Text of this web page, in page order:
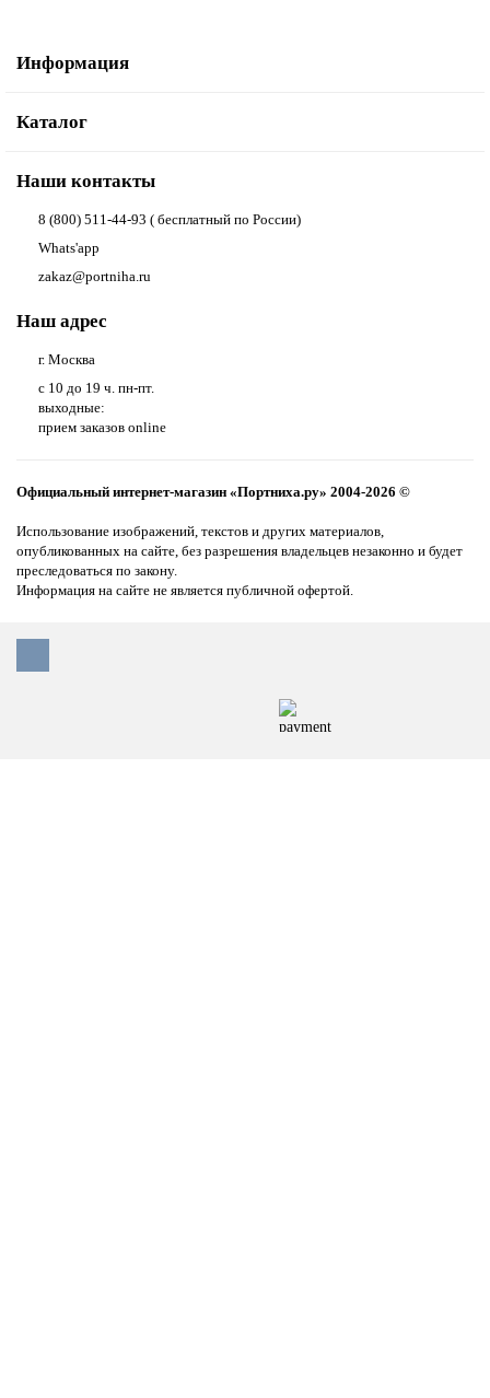
Информация
Каталог
Наши контакты
8 (800) 511-44-93 ( бесплатный по России)
Whats'app
zakaz@portniha.ru
Наш адрес
г. Москва
с 10 до 19 ч. пн-пт.
выходные:
прием заказов online
Официальный интернет-магазин «Портниха.ру» 2004-2026 ©
Использование изображений, текстов и других материалов,
опубликованных на сайте, без разрешения владельцев незаконно и будет
преследоваться по закону.
Информация на сайте не является публичной офертой.